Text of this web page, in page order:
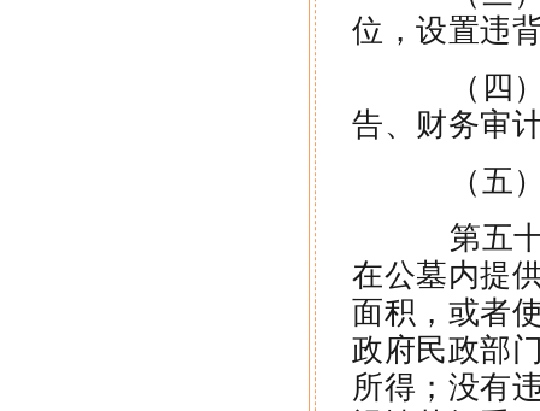
位，设置违
（四）
告、财务审
（五）
第五十
在公墓内提
面积，或者
政府民政部
所得；没有